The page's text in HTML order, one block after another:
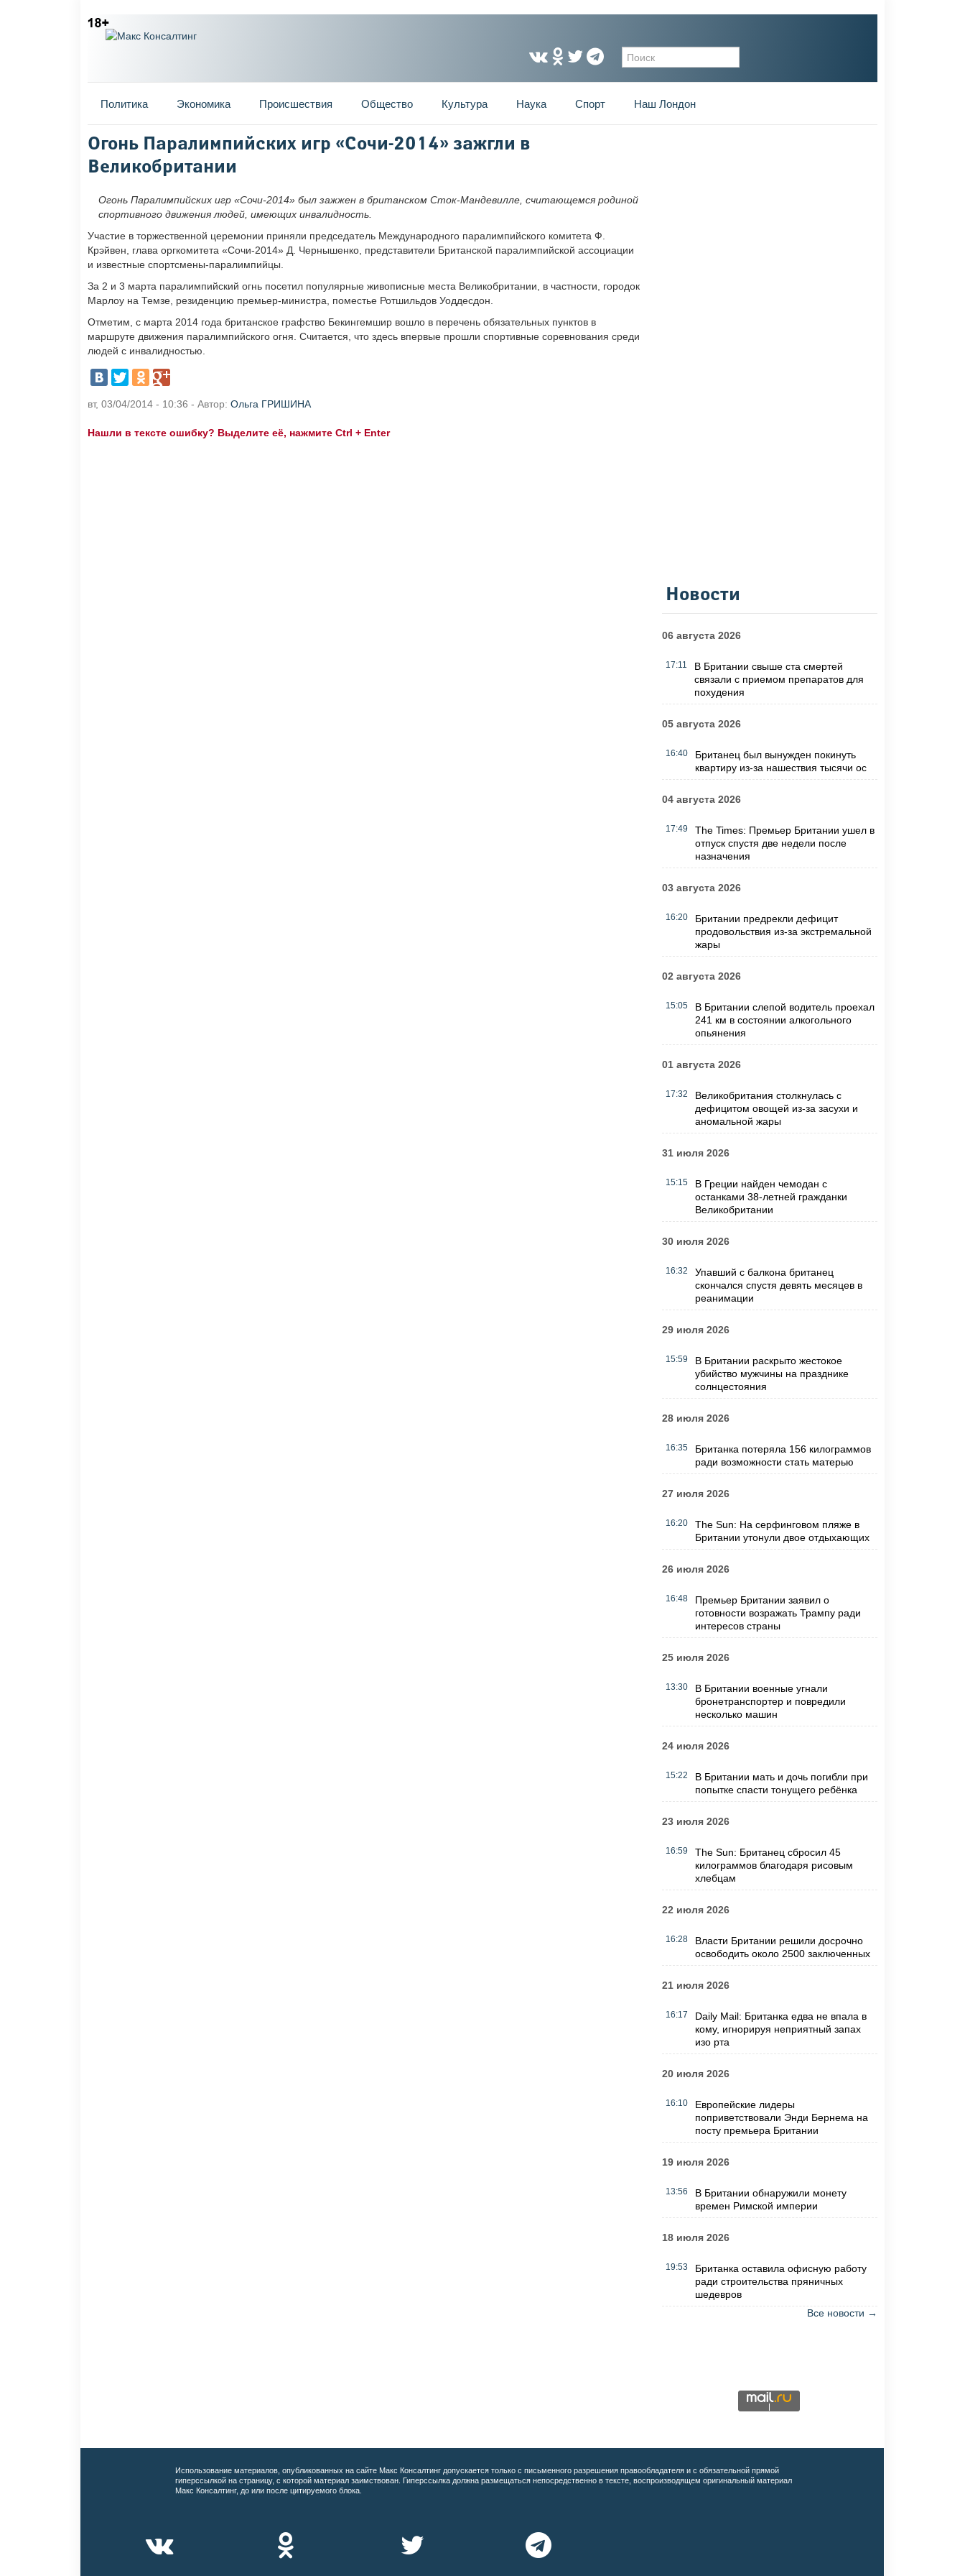
Форма поиска
Главное меню
Политика Экономика Происшествия Общество Культура Наука Спорт Наш Лондон
Вы здесь
Огонь Паралимпийских игр «Сочи-2014» зажгли в
Великобритании
Огонь Паралимпийских игр «Сочи-2014» был зажжен в британском Сток-Мандевилле, считающемся родиной
спортивного движения людей, имеющих инвалидность.
Участие в торжественной церемонии приняли председатель Международного паралимпийского комитета Ф.
Крэйвен, глава оргкомитета «Сочи-2014» Д. Чернышенко, представители Британской паралимпийской ассоциации
и известные спортсмены-паралимпийцы.
За 2 и 3 марта паралимпийский огнь посетил популярные живописные места Великобритании, в частности, городок
Марлоу на Темзе, резиденцию премьер-министра, поместье Ротшильдов Уоддесдон.
Отметим, с марта 2014 года британское графство Бекингемшир вошло в перечень обязательных пунктов в
маршруте движения паралимпийского огня. Считается, что здесь впервые прошли спортивные соревнования среди
людей с инвалидностью.
вт, 03/04/2014 - 10:36 - Автор: Ольга ГРИШИНА
Нашли в тексте ошибку? Выделите её, нажмите Ctrl + Enter
Новости
06 августа 2026
17:11
В Британии свыше ста смертей
связали с приемом препаратов для
похудения
05 августа 2026
16:40
Британец был вынужден покинуть
квартиру из-за нашествия тысячи ос
04 августа 2026
17:49
The Times: Премьер Британии ушел в
отпуск спустя две недели после
назначения
03 августа 2026
16:20
Британии предрекли дефицит
продовольствия из-за экстремальной
жары
02 августа 2026
15:05
В Британии слепой водитель проехал
241 км в состоянии алкогольного
опьянения
01 августа 2026
17:32
Великобритания столкнулась с
дефицитом овощей из-за засухи и
аномальной жары
31 июля 2026
15:15
В Греции найден чемодан с
останками 38-летней гражданки
Великобритании
30 июля 2026
16:32
Упавший с балкона британец
скончался спустя девять месяцев в
реанимации
29 июля 2026
15:59
В Британии раскрыто жестокое
убийство мужчины на празднике
солнцестояния
28 июля 2026
16:35
Британка потеряла 156 килограммов
ради возможности стать матерью
27 июля 2026
16:20
The Sun: На серфинговом пляже в
Британии утонули двое отдыхающих
26 июля 2026
16:48
Премьер Британии заявил о
готовности возражать Трампу ради
интересов страны
25 июля 2026
13:30
В Британии военные угнали
бронетранспортер и повредили
несколько машин
24 июля 2026
15:22
В Британии мать и дочь погибли при
попытке спасти тонущего ребёнка
23 июля 2026
16:59
The Sun: Британец сбросил 45
килограммов благодаря рисовым
хлебцам
22 июля 2026
16:28
Власти Британии решили досрочно
освободить около 2500 заключенных
21 июля 2026
16:17
Daily Mail: Британка едва не впала в
кому, игнорируя неприятный запах
изо рта
20 июля 2026
16:10
Европейские лидеры
поприветствовали Энди Бернема на
посту премьера Британии
19 июля 2026
13:56
В Британии обнаружили монету
времен Римской империи
18 июля 2026
19:53
Британка оставила офисную работу
ради строительства пряничных
шедевров
Все новости →
Использование материалов, опубликованных на сайте Макс Консалтинг допускается только с письменного разрешения правообладателя и с обязательной прямой
гиперссылкой на страницу, с которой материал заимствован. Гиперссылка должна размещаться непосредственно в тексте, воспроизводящем оригинальный материал
Макс Консалтинг, до или после цитируемого блока.